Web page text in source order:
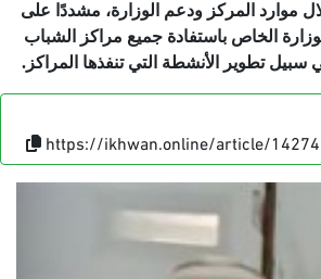
موارد المركز ودعم الوزارة، مشددًا على
الخاص باستفادة جميع مراكز الشباب
سبيل تطوير الأنشطة التي تنفذها المراكز.
https://ikhwan.online/article/